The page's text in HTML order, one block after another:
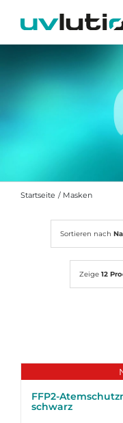
Startseite Masken
Sortieren nach
Zeige 12
FFP2-
schwarz